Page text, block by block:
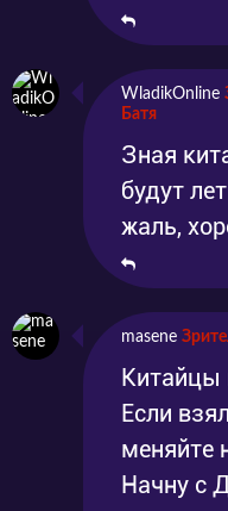
WladikOnline
Батя
Зная
будут
жаль,
masene
Китайцы
Если
меняйте
Начну с